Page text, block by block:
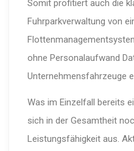
Somit profitiert auch die
Fuhrparkverwaltung von
ohne Personalaufwand
Unternehmensfahrzeuge
Was im Einzelfall bereits
sich in der Gesamtheit
Leistungsfähigkeit aus.